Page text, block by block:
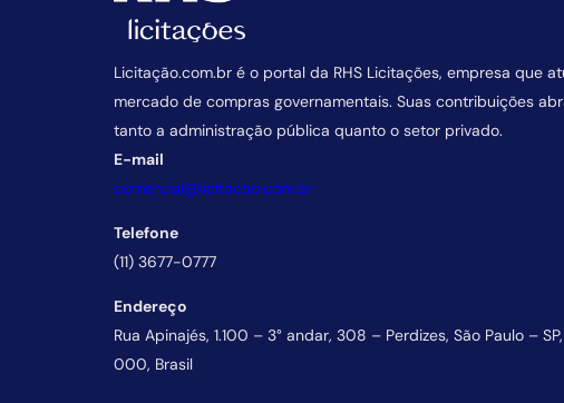
Licitação.com.br é o portal da RHS Licitações, empresa que
mercado de compras governamentais. Suas contribuições
tanto a administração pública quanto o setor privado.
E-mail
comercial@licitacao.com.br
Telefone
(11) 3677-0777
Endereço
Rua Apinajés, 1.100 – 3° andar, 308 – Perdizes, São Paulo –
000, Brasil